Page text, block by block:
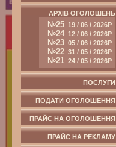
АРХІВ ОГОЛОШЕНЬ
№25 19 / 06 / 2026Р
№24 12 / 06 / 2026Р
№23 05 / 06 / 2026Р
№22 31 / 05 / 2026Р
№21 24 / 05 / 2026Р
ПОСЛУГИ
ПОДАТИ ОГОЛОШЕННЯ
ПРАЙС НА ОГОЛОШЕННЯ
ПРАЙС НА РЕКЛАМУ